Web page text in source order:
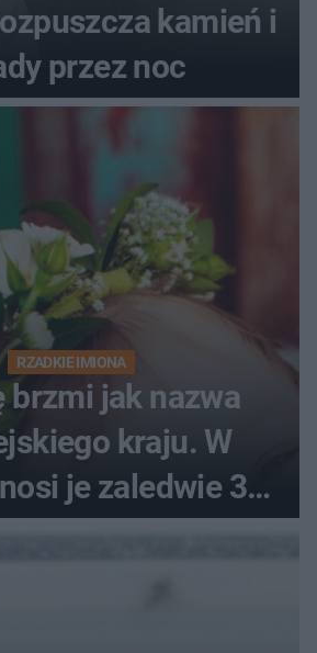
kamień i
przez noc
RZADKIE IMIONA
brzmi jak nazwa
kraju. W
je zaledwie 3
kobiety